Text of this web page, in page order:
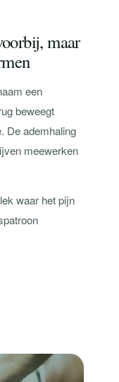
maar
een
beweegt
De ademhaling
meewerken
waar het pijn